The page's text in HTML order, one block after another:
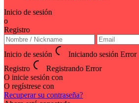
Inicio de sesión
o
Registro
Inicio de sesión Iniciando sesión Error
Registro
Registrando Error
O inicie sesión con
O regístrese con
Recuperar su contraseña?